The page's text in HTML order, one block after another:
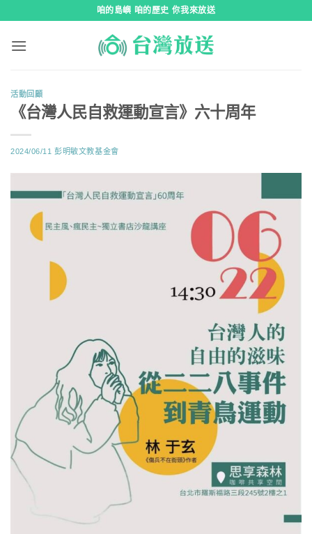
咱的島嶼 咱的歷史 你我來放送
活動回顧
《台灣人民自救運動宣言》六十周年
2024/06/11 彭明敏文教基金會